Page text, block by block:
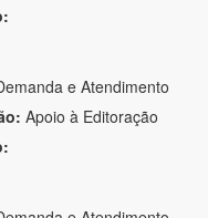
e Atendimento
Apoio à Editoração